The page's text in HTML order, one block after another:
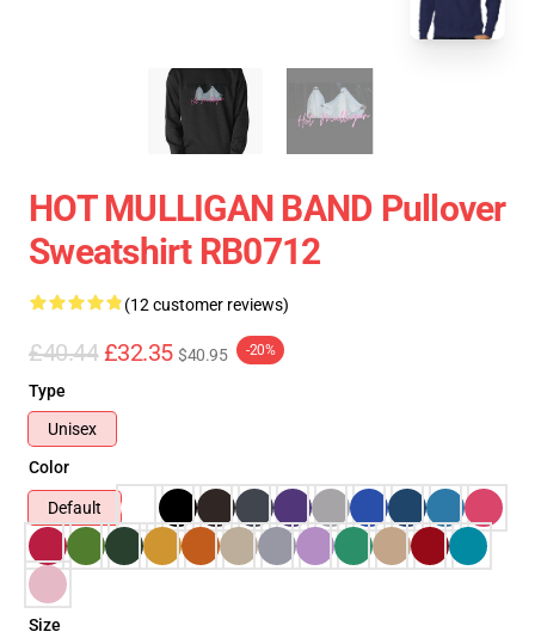
HOT MULLIGAN BAND Pullover
Sweatshirt RB0712
(12 customer reviews)
£40.44 £32.35 $40.95 -20%
Type
Unisex
Color
Default
Size